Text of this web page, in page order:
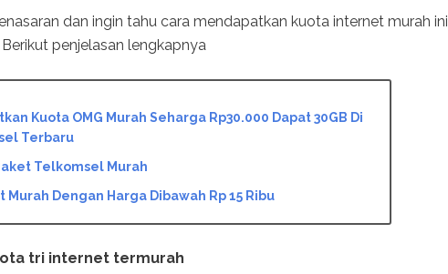
dan ingin tahu cara mendapatkan kuota internet murah ini
penjelasan lengkapnya
Kuota OMG Murah Seharga Rp30.000 Dapat 30GB Di
Terbaru
Telkomsel Murah
Dengan Harga Dibawah Rp 15 Ribu
tri internet termurah